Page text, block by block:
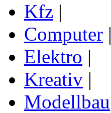
Kfz |
Computer |
Elektro |
Kreativ |
Modellbau